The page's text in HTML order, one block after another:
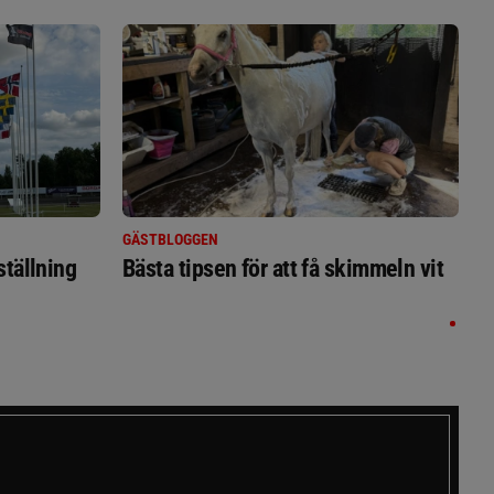
GÄSTBLOGGEN
Bästa tipsen för att få skimmeln vit